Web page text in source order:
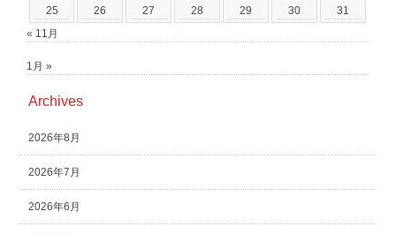
25 26 27 28 29 30
31
« 11月
1月 »
Archives
2026年8月
2026年7月
2026年6月